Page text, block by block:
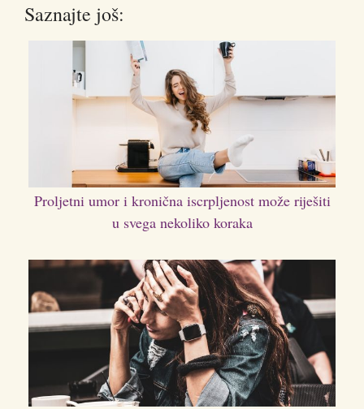
Saznajte još:
Proljetni umor i kronična iscrpljenost može riješiti
u svega nekoliko koraka